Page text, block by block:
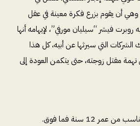
وهي أن يقوم بزرع فكرة معينة في عقل
فيشر “سيليان مورفي”، لإيهامه أنها
الشركات التي سيرثها عن أبيه، كل هذا
مقتل زوجته، حتى يتكمن العودة إلى
من عمر 12 سنة فما فوق.